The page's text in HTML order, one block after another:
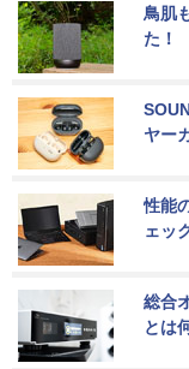
鳥肌
た！
ヤー
性能
ェッ
総合
とは